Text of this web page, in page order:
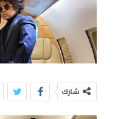
شارك